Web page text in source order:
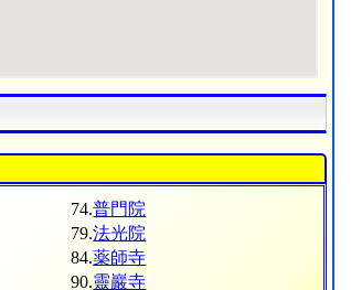
74.普門院
79.法光院
84.薬師寺
90.靈巖寺